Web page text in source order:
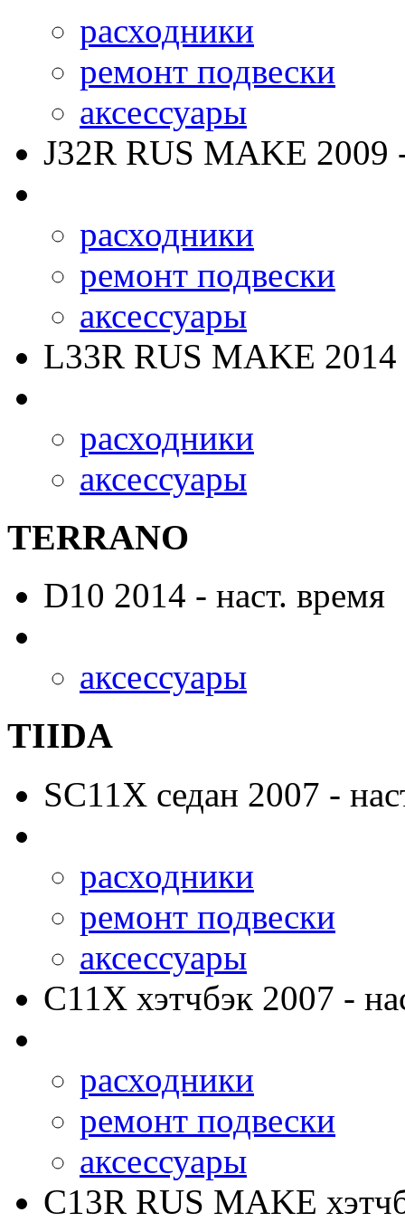
расходники
ремонт подвески
аксессуары
J32R RUS MAKE 2009
расходники
ремонт подвески
аксессуары
L33R RUS MAKE 2014
расходники
аксессуары
TERRANO
D10 2014 - наст. время
аксессуары
TIIDA
SC11X седан 2007 -
расходники
ремонт подвески
аксессуары
C11X хэтчбэк 2007 -
расходники
ремонт подвески
аксессуары
C13R RUS MAKE